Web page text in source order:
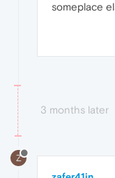
someplace
3 months later
Z